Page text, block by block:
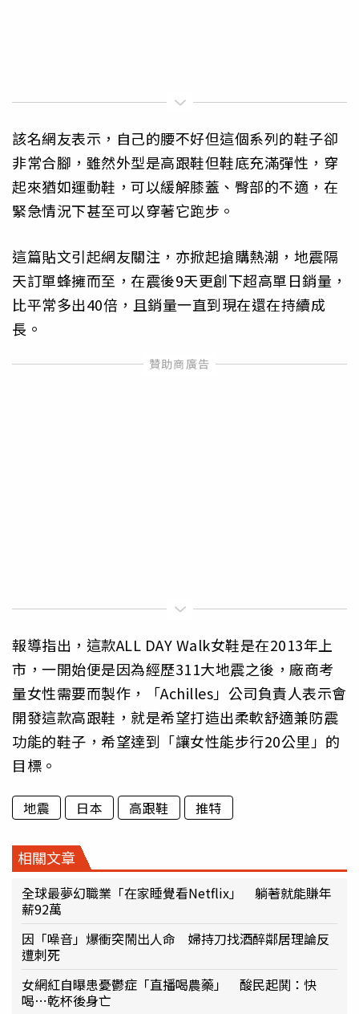
該名網友表示，自己的腰不好但這個系列的鞋子卻
非常合腳，雖然外型是高跟鞋但鞋底充滿彈性，穿
起來猶如運動鞋，可以緩解膝蓋、臀部的不適，在
緊急情況下甚至可以穿著它跑步。
這篇貼文引起網友關注，亦掀起搶購熱潮，地震隔
天訂單蜂擁而至，在震後9天更創下超高單日銷量，
比平常多出40倍，且銷量一直到現在還在持續成
長。
報導指出，這款ALL DAY Walk女鞋是在2013年上
市，一開始便是因為經歷311大地震之後，廠商考
量女性需要而製作，「Achilles」公司負責人表示會
開發這款高跟鞋，就是希望打造出柔軟舒適兼防震
功能的鞋子，希望達到「讓女性能步行20公里」的
目標。
地震 日本 高跟鞋 推特
相關文章
全球最夢幻職業「在家睡覺看Netflix」 躺著就能賺年
薪92萬
因「噪音」爆衝突鬧出人命 婦持刀找酒醉鄰居理論反
遭刺死
女網紅自曝患憂鬱症「直播喝農藥」 酸民起鬨：快
喝⋯乾杯後身亡